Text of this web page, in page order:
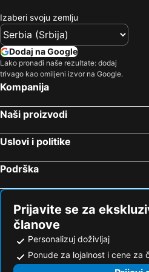
Izaberi svoju zemlju
Dodaj na Google
Lako pronađi naše rezultate: dodaj
trivago kao omiljeni izvor na Google.
Kompanija
Naši proizvodi
Uslovi i politike
Podrška
Prijavite se za
članove
Personalizuj doživljaj
Ponude za lojalnost i cene za